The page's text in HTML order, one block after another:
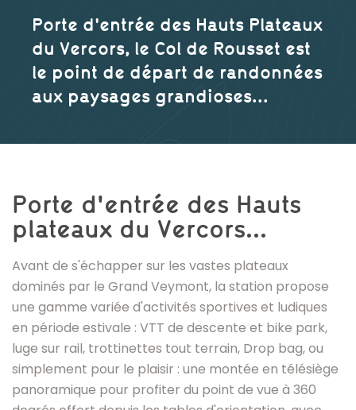
Porte d'entrée des Hauts Plateaux
du Vercors, le Col de Rousset est
le point de départ de randonnées
aux paysages grandioses...
Destinations
Les
stations
villages
de
Rousset
Porte d'entrée des Hauts
plateaux du Vercors...
Avant de s'échapper sur les vastes plateaux
dominés par le Grand Veymont, la station propose
une gamme variée d'activités sportives et ludiques
en période estivale : VTT de descente et bike park,
luge sur rail, trottinettes tout terrain, Drop bag, ou
simplement pour le plaisir : une montée en télésiège
panoramique pour profiter du point de vue à 360